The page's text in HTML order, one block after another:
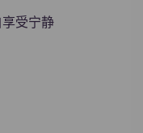
受宁静